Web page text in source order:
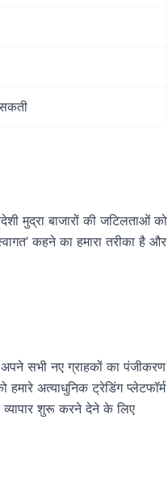
मुद्रा बाजारों की जटिलताओं को
कहने का हमारा तरीका है और
सभी नए ग्राहकों का पंजीकरण
अत्याधुनिक ट्रेडिंग प्लेटफॉर्म
व्यापार शुरू करने देने के लिए